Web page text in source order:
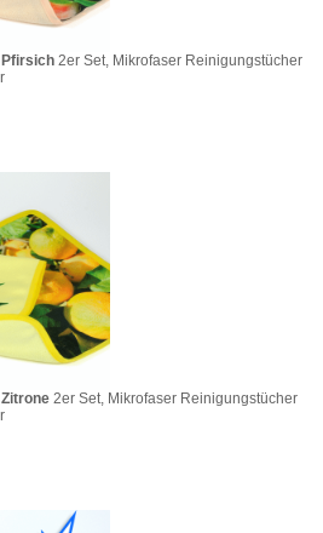
2er Set, Mikrofaser Reinigungstücher
2er Set, Mikrofaser Reinigungstücher